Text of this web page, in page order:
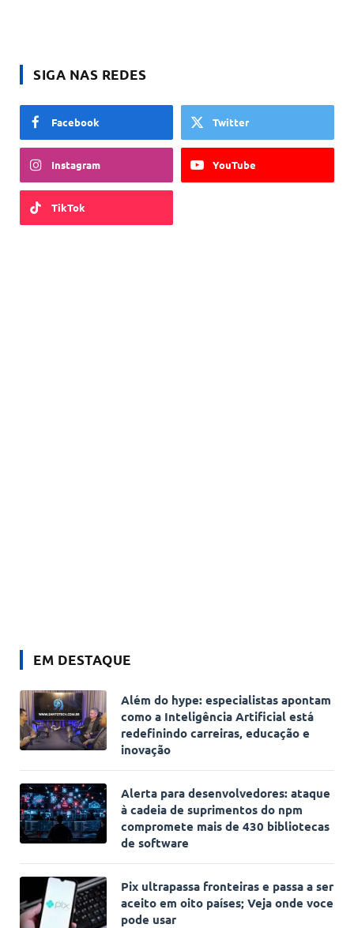
SIGA NAS REDES
Facebook Twitter
Instagram YouTube
TikTok
EM DESTAQUE
Além do hype: especialistas apontam
como a Inteligência Artificial está
redefinindo carreiras, educação e
inovação
Alerta para desenvolvedores: ataque
à cadeia de suprimentos do npm
compromete mais de 430 bibliotecas
de software
Pix ultrapassa fronteiras e passa a ser
aceito em oito países; Veja onde voce
pode usar